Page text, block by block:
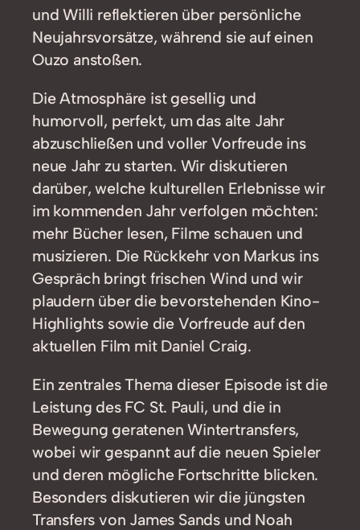
und Willi reflektieren über persönliche
Neujahrsvorsätze, während sie auf einen
Ouzo anstoßen.
Die Atmosphäre ist gesellig und
humorvoll, perfekt, um das alte Jahr
abzuschließen und voller Vorfreude ins
neue Jahr zu starten. Wir diskutieren
darüber, welche kulturellen Erlebnisse wir
im kommenden Jahr verfolgen möchten:
mehr Bücher lesen, Filme schauen und
musizieren. Die Rückkehr von Markus ins
Gespräch bringt frischen Wind und wir
plaudern über die bevorstehenden Kino-
Highlights sowie die Vorfreude auf den
aktuellen Film mit Daniel Craig.
Ein zentrales Thema dieser Episode ist die
Leistung des FC St. Pauli, und die in
Bewegung geratenen Wintertransfers,
wobei wir gespannt auf die neuen Spieler
und deren mögliche Fortschritte blicken.
Besonders diskutieren wir die jüngsten
Transfers von James Sands und Noah